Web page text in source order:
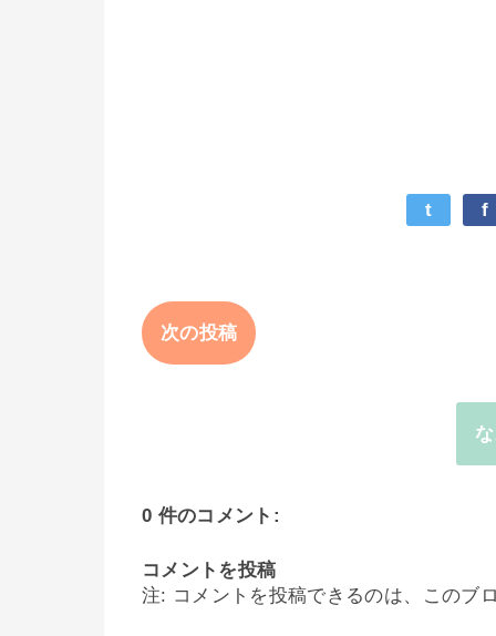
t f
次の投稿
0 件のコメント:
コメントを投稿
注: コメントを投稿できるのは、このブ